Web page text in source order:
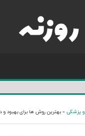
بهترین روش ها برای بهبود و درمان کمردرد